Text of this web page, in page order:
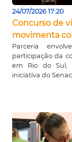
24/07/2026 17:20
Concurso de
movimenta
Parceria
participação da
em Rio do Sul,
iniciativa do